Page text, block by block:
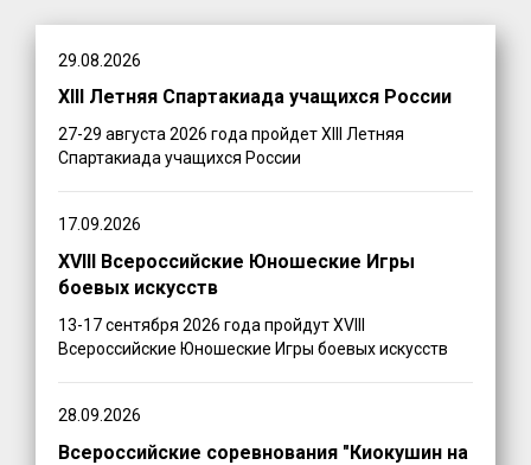
29.08.2026
XIII Летняя Спартакиада учащихся России
27-29 августа 2026 года пройдет XIII Летняя
Спартакиада учащихся России
17.09.2026
XVIII Всероссийские Юношеские Игры
боевых искусств
13-17 сентября 2026 года пройдут XVIII
Всероссийские Юношеские Игры боевых искусств
28.09.2026
Всероссийские соревнования "Киокушин на